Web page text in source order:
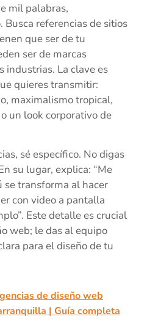
mil palabras,
referencias de sitios
que ser de tu
ser de marcas
industrias. La clave es
quieres transmitir:
maximalismo tropical,
un look corporativo de
sé específico. No digas
su lugar, explica: “Me
transforma al hacer
con video a pantalla
Este detalle es crucial
web; le das al equipo
para el diseño de tu
de diseño web
| Guía completa